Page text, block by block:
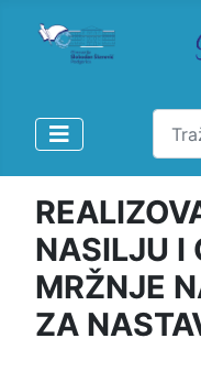
NASILJU I
MRŽNJE
ZA